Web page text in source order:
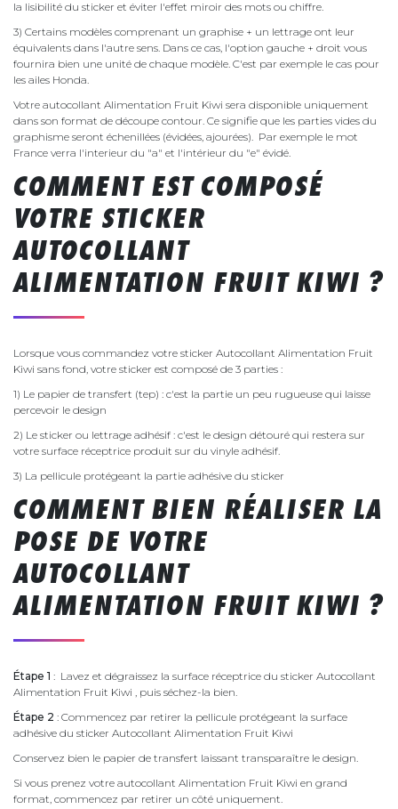
la lisibilité du sticker et éviter l'effet miroir des mots ou chiffre.
3) Certains modèles comprenant un graphise + un lettrage ont leur
équivalents dans l'autre sens. Dans ce cas, l'option gauche + droit vous
fournira bien une unité de chaque modèle. C'est par exemple le cas pour
les ailes Honda.
Votre autocollant Alimentation Fruit Kiwi sera disponible uniquement
dans son format de découpe contour. Ce signifie que les parties vides du
graphisme seront échenillées (évidées, ajourées). Par exemple le mot
France verra l'interieur du "a" et l'intérieur du "e" évidé.
COMMENT EST COMPOSÉ
VOTRE STICKER
AUTOCOLLANT
ALIMENTATION FRUIT KIWI ?
Lorsque vous commandez votre sticker Autocollant Alimentation Fruit
Kiwi sans fond, votre sticker est composé de 3 parties :
1) Le papier de transfert (tep) : c'est la partie un peu rugueuse qui laisse
percevoir le design
2) Le sticker ou lettrage adhésif : c'est le design détouré qui restera sur
votre surface réceptrice produit sur du vinyle adhésif.
3) La pellicule protégeant la partie adhésive du sticker
COMMENT BIEN RÉALISER LA
POSE DE VOTRE
AUTOCOLLANT
ALIMENTATION FRUIT KIWI ?
Étape 1 : Lavez et dégraissez la surface réceptrice du sticker Autocollant
Alimentation Fruit Kiwi , puis séchez-la bien.
Étape 2 : Commencez par retirer la pellicule protégeant la surface
adhésive du sticker Autocollant Alimentation Fruit Kiwi
Conservez bien le papier de transfert laissant transparaître le design.
Si vous prenez votre autocollant Alimentation Fruit Kiwi en grand
format, commencez par retirer un côté uniquement.